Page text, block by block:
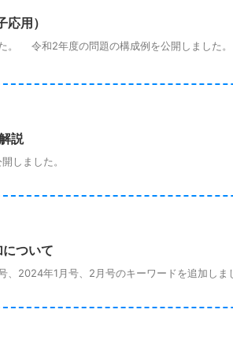
用）
令和2年度の問題の構成例を公開しました。
説
しました。
について
2024年1月号、2月号のキーワードを追加しま